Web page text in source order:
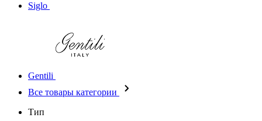
Siglo
Gentili
Все товары категории
Тип